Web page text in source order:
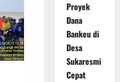
Proyek
Dana
Bankeu di
Desa
Sukaresmi
Cepat